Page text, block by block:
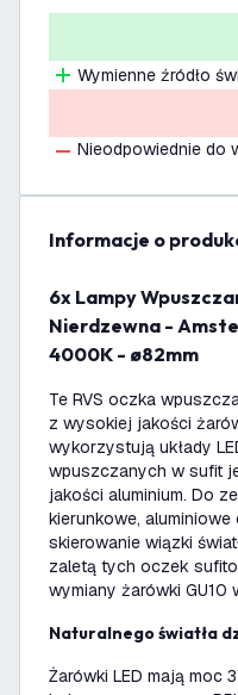
Wymienne źródło
Nieodpowiednie do
informacje o
6x Lampy Wpuszczane w Sufit - Stal
Nierdzewna -
4000K - ø82mm
Te RVS oczka
z wysokiej jakości
wykorzystują układy
wpuszczanych w sufit
jakości aluminium. Do
kierunkowe,
skierowanie wiązki
zaletą tych oczek
wymiany żarówki GU10
Naturalnego światła
Żarówki LED mają moc